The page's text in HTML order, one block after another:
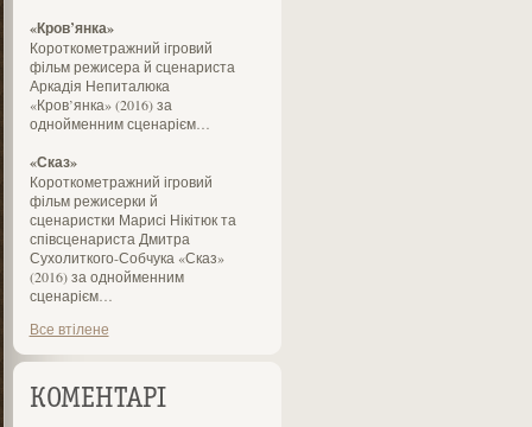
«Кров’янка»
Короткометражний ігровий
фільм режисера й сценариста
Аркадія Непиталюка
«Кров’янка» (2016) за
однойменним сценарієм…
«Сказ»
Короткометражний ігровий
фільм режисерки й
сценаристки Марисі Нікітюк та
співсценариста Дмитра
Сухолиткого-Собчука «Сказ»
(2016) за однойменним
сценарієм…
Все втілене
КОМЕНТАРІ